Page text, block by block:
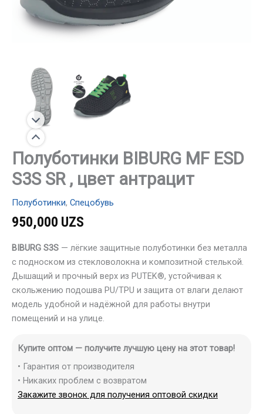
Полуботинки BIBURG MF ESD
S3S SR , цвет антрацит
Полуботинки, Спецобувь
950,000 UZS
BIBURG S3S — лёгкие защитные полуботинки без металла
с подноском из стекловолокна и композитной стелькой.
Дышащий и прочный верх из PUTEK®, устойчивая к
скольжению подошва PU/TPU и защита от влаги делают
модель удобной и надёжной для работы внутри
помещений и на улице.
Купите оптом — получите лучшую цену на этот товар!
• Гарантия от производителя
• Никаких проблем с возвратом
Закажите звонок для получения оптовой скидки